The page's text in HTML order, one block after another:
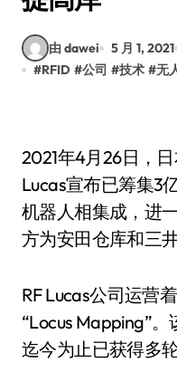
由 dawei 5 月 1, 2021
#RFID #公司 #技术 #无
2021年4月26日，
Lucas宣布已筹集3
机器人相集成，进
方为安田仓库和三井
RF Lucas公司运营
“Locus Mapping”
迄今为止已获得多轮